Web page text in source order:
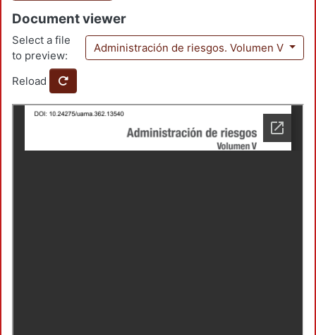
Document viewer
Select a file
to preview:
Administración de riesgos. Volumen V
Reload